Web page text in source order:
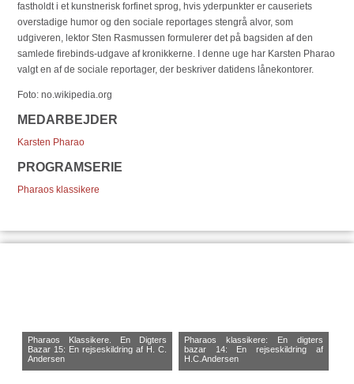
fastholdt i et kunstnerisk forfinet sprog, hvis yderpunkter er causeriets
overstadige humor og den sociale reportages stengrå alvor, som
udgiveren, lektor Sten Rasmussen formulerer det på bagsiden af den
samlede firebinds-udgave af kronikkerne. I denne uge har Karsten Pharao
valgt en af de sociale reportager, der beskriver datidens lånekontorer.
Foto: no.wikipedia.org
MEDARBEJDER
Karsten Pharao
PROGRAMSERIE
Pharaos klassikere
Pharaos Klassikere. En Digters
Bazar 15: En rejseskildring af H. C.
Andersen
Pharaos klassikere: En digters
bazar 14: En rejseskildring af
H.C.Andersen